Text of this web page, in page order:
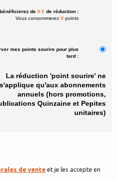
de 0 € de réduction :
Vous consommerez 0 points
mes points sourire pour plus
tard :
La réduction 'point sourire' ne
s'applique qu'aux abonnements
annuels (hors promotions,
Quinzaine et Pepites
unitaires)
de vente et je les accepte en